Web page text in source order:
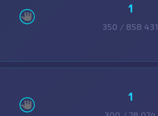
1
350 / 858 431
1